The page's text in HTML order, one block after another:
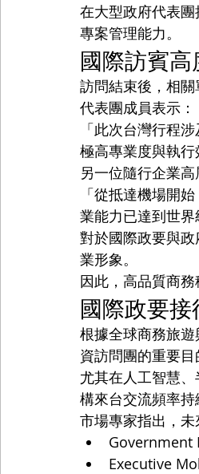
在大型政府代表
專案管理能力。
國際訪賓
訪問結束後，相關
代表團成員表示：
「此次台灣行程
極高專業度與執
另一位隨行企業高
「從抵達機場開
業能力已達到世界
對於國際政要與
業形象。
因此，高品質商務
國際政要
根據全球商務旅
資訪問團的重要目
尤其在人工智慧
構來台交流頻率持
市場專家指出，未
Government
Executive